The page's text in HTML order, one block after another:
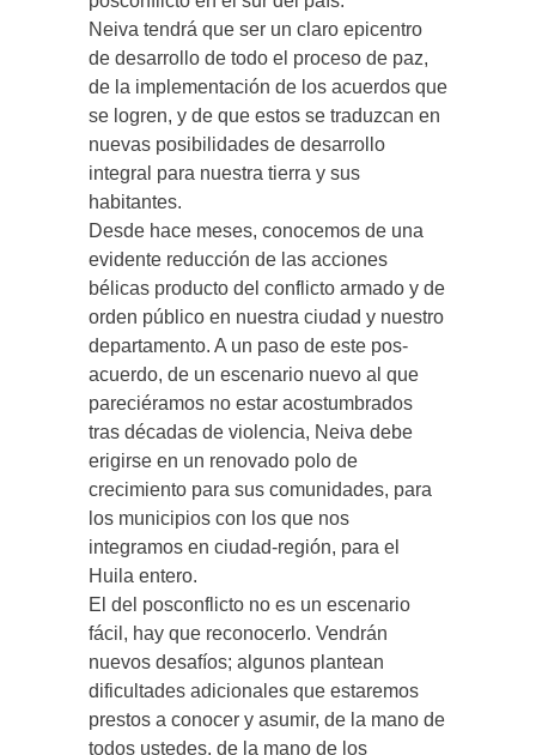
Neiva tendrá que ser un claro epicentro
de desarrollo de todo el proceso de paz,
de la implementación de los acuerdos que
se logren, y de que estos se traduzcan en
nuevas posibilidades de desarrollo
integral para nuestra tierra y sus
habitantes.
Desde hace meses, conocemos de una
evidente reducción de las acciones
bélicas producto del conflicto armado y de
orden público en nuestra ciudad y nuestro
departamento. A un paso de este pos-
acuerdo, de un escenario nuevo al que
pareciéramos no estar acostumbrados
tras décadas de violencia, Neiva debe
erigirse en un renovado polo de
crecimiento para sus comunidades, para
los municipios con los que nos
integramos en ciudad-región, para el
Huila entero.
El del posconflicto no es un escenario
fácil, hay que reconocerlo. Vendrán
nuevos desafíos; algunos plantean
dificultades adicionales que estaremos
prestos a conocer y asumir, de la mano de
todos ustedes, de la mano de los